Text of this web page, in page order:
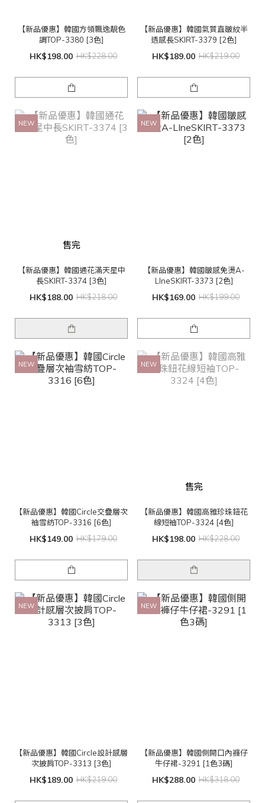
【新品優惠】韓國方領飄逸靚色
調TOP-3380 [3色]
HK$198.00 HK$228.00
【新品優惠】韓國氣質直皺紋半
透感長SKIRT-3379 [2色]
HK$189.00 HK$219.00
NEW
售完
【新品優惠】韓國通花滿天星中
長SKIRT-3374 [3色]
HK$188.00 HK$218.00
NEW
【新品優惠】韓國皺感免燙A-
LIneSKIRT-3373 [2色]
HK$169.00 HK$199.00
NEW
【新品優惠】韓國Circle交疊層次
袖雪紡TOP-3316 [6色]
HK$149.00 HK$179.00
NEW
售完
【新品優惠】韓國高雅珍珠鈕花
線短袖TOP-3324 [4色]
HK$198.00 HK$228.00
NEW
【新品優惠】韓國Circle設計感層
次披肩TOP-3313 [3色]
HK$189.00 HK$219.00
NEW
【新品優惠】韓國側開口內褲仔
牛仔裙-3291 [1色3碼]
HK$288.00 HK$318.00